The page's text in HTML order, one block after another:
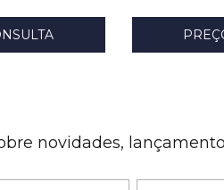
novidades,